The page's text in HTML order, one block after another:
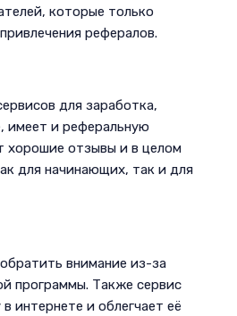
которые только
рефералов.­
для заработка,
имеет и реферальную
хорошие отзывы и в целом
для начинающих, так и для
внимание из-за
программы. Также сервис
интернете и облегчает её